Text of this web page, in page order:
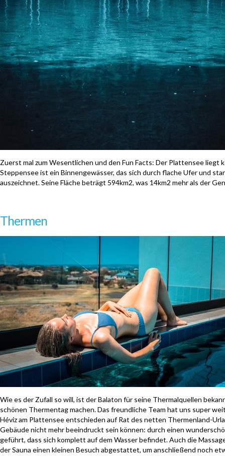
Zuerst mal zum Wesentlichen und den Fun Facts: Der Plattensee
Steppensee ist ein Binnengewässer, das sich durch flache Ufer und
auszeichnet. Seine Fläche beträgt 594km2, was 14km2 mehr als der
Thermen
Wie es der Zufall so will, ist der Balaton für seine Thermalquellen
schönen Thermentag machen. Das freundliche Team hat uns super
Héviz am Plattensee entschieden auf Rat des netten Thermenland-
Gebäude nicht mehr beeindruckt sein können: durch einen
geführt, dass sich komplett auf dem Wasser befindet. Auch die
der Sauna einen kleinen Besuch abgestattet, um anschließend noch